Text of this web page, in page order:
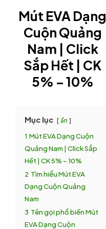
Mút EVA Dạng
CuộnQuảng
Nam | Click
Sắp Hết | CK
5% – 10%
Mục lục ẩn
1 Mút EVA Dạng Cuộn
Quảng Nam | Click Sắp
Hết | CK 5% – 10%
2 Tìm hiểu Mút EVA
Dạng Cuộn Quảng
Nam
3 Tên gọi phổ biến Mút
EVA Dạng Cuộn